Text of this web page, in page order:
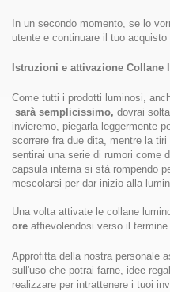
In un secondo momento, se lo
utente e continuare il tuo
Istruzioni e attivazione Collane
Come tutti i prodotti luminosi,
sarà semplicissimo, dovrai
invieremo, piegarla leggermente
scorrere fra due dita, mentre la
sentirai una serie di rumori come
capsula interna si stà rompendo
mescolarsi per dar inizio alla
Una volta attivate le collane
ore affievolendosi verso il
Approfitta della nostra personale
sull'uso che potrai farne, idee
realizzare per intrattenere i tuoi